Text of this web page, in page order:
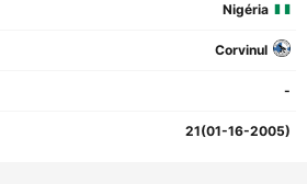
Nigéria
Corvinul
-
21(01-16-2005)